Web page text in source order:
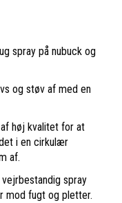
spray på nubuck og
og støv af med en
høj kvalitet for at
i en cirkulær
af.
spray
mod fugt og pletter.